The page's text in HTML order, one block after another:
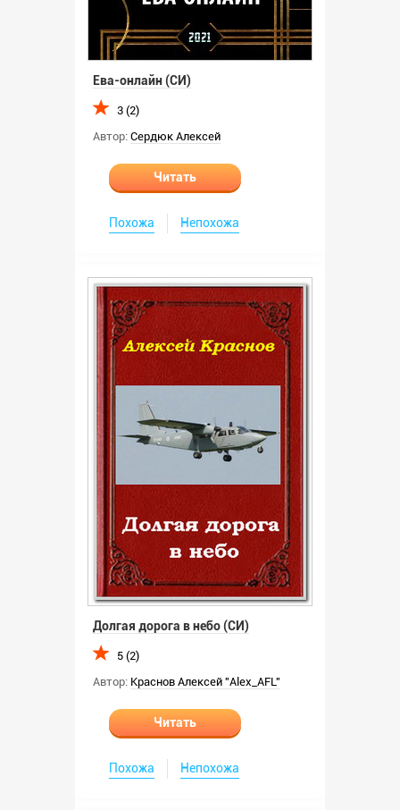
Ева-онлайн (СИ)
3 (2)
Автор: Сердюк Алексей
Читать
Похожа Непохожа
Долгая дорога в небо (СИ)
5 (2)
Автор: Краснов Алексей "Alex_AFL"
Читать
Похожа Непохожа